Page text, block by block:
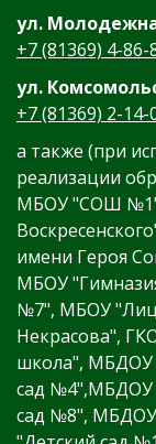
ул.
+7 (81369) 4-86-
ул.
+7 (81369) 2-14-
а также (при
реализации
МБОУ "СОШ
имени Героя
МБОУ
№7", МБОУ
Некрасова",
школа", МБДОУ
сад №4",МБДОУ
сад №8",